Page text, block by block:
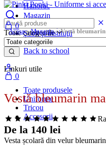
Magazin
Uniforme Școlare
Şcoli şi instituţii
Rechizite școlare
Back to school
0
Hanorac
Toate categoriile
Linkuri utile
Toate produsele
Uniforme
Tricou
Accesorii
0
Acasa»Magazin»Vestă
Vestă bleumarin
De la 140 lei
Vesta școlară din velur